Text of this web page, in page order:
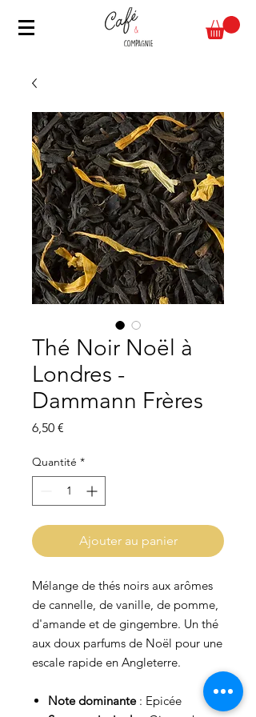
Thé Noir Noël à
Londres -
Dammann Frères
6,50 €
Quantité *
Ajouter au panier
Mélange de thés noirs aux arômes
de cannelle, de vanille, de pomme,
d'amande et de gingembre. Un thé
aux doux parfums de Noël pour une
escale rapide en Angleterre.
Note dominante: Epicée